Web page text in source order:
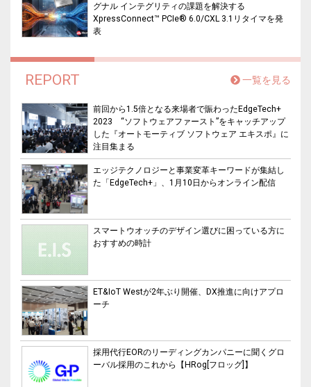
グナル インテグリティの課題を解決する
XpressConnect™ PCIe® 6.0/CXL 3.1リタイマを発
表
REPORT 一覧を見る
前回から1.5倍となる来場者で賑わったEdgeTech+
2023 “ソフトウェアファースト”をキャッチアップ
した『オートモーティブ ソフトウェア エキスポ』に
注目集まる
エッジテクノロジーと事業変革キーワードが集結し
た「EdgeTech+」、1月10日からオンライン配信
スマートウオッチのデザイン選びに困っている方に
おすすめの時計
ET&IoT Westが2年ぶり開催、DX推進に向けアプロ
ーチ
採用代行EORのリーディングカンパニーに聞くグロ
ーバル採用のこれから【HRog[フロッグ]】